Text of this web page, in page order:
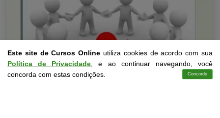
Este site de Cursos Online utiliza cookies de acordo com sua
Política de Privacidade , e ao continuar navegando, você
concorda com estas condições.
Concordo
Contato Cursos Login